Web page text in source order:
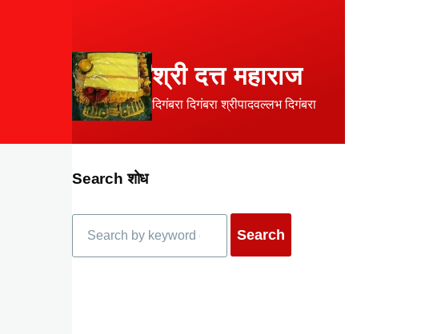
श्री दत्त महाराज
दिगंबरा दिगंबरा श्रीपादवल्लभ दिगंबरा
Search शोध